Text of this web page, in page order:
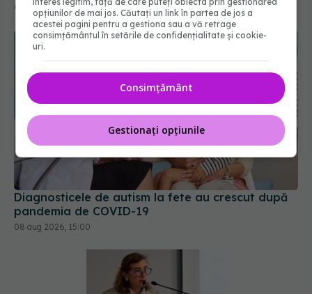
08 aug 2026, 12:00
Diagnosticele de autism la fete au crescut după
pandemia de COVID-19
08 aug 2026, 15:00
opțiunilor de mai jos. Căutați un link în partea de jos a
acestei pagini pentru a gestiona sau a vă retrage
consimțământul în setările de confidențialitate și cookie-
uri.
Consimțământ
Gestionați opțiunile